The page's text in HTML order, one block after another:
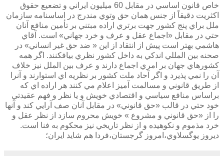
خاص قانون اساسي در مقابل 60 ميليون ايراني و تضعيع حقوق
اكثريت دقيقاً از جنس همان حق وتوي مندرج در اساسنامه سازمان
ملل براي پنج كشور جهت برتري اراده مبتني بر تأمين منافع آنان
حتي در مقابل «اجماع عقل و عرف و خرد جهاني» است. آقاي
هاشمي بهتر است پيش از انتقاد از اين « ضد حق غير انساني» در
صحنه بين المللي اندكي به داخل كشور نظري بيافكنند. اگر همه
كشورهاي جهان بر امري اجماع دارند و عرف بين الملل نيز خلاف
آن را نمي پذيرد و اگر آحاد ملت كشور بر نظريه اي استوارند و آنرا
از طريق قانوني و مسالمت آميز اعلام مي كنند هر اراده اي كه
براساس منافع سياسي و اقتصادي خويش و يا نظر و فهم عقيدتي
خود حتي در قالب «حق قانوني» در مقابل آنان صف آرايي كند و آنها
را از «حق قانوني و مشروع » خويش محروم سازد از نظر عقل و
خرد مذموم و نكوهيده و از نظر تاريخي نيز محكوم به فنا است.
ديروز يوگسلاوي،امروز گرجستان،فردا هم شايد ايران؛